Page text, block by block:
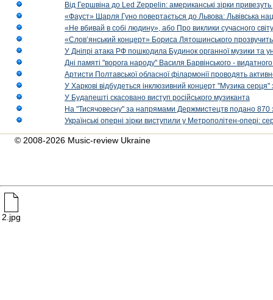
Від Гершвіна до Led Zeppelin: американські зірки
«Фауст» Шарля Гуно повертається до Львова: Львівська
«Не вбивай в собі людину», або Про виклики сучасного світу
«Слов’янський концерт» Бориса Лятошинського
У Дніпрі атака РФ пошкодила Будинок органної музики та
Дні памяті "ворога народу" Василя Барвінського -
Артисти Полтавської обласної філармонії проводять
У Харкові відбудеться інклюзивний концерт "Музика
У Будапешті скасовано виступ російського музиканта
На "Тисячовесну" за напрямами Держмистецтв подано 870
Українські оперні зірки виступили у Метрополітен-опері:
© 2008-2026 Music-review Ukraine
2.jpg